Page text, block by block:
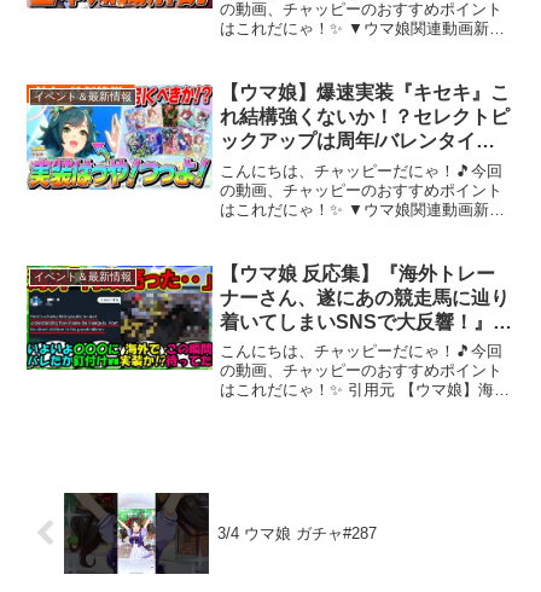
周回/Tier
の動画、チャッピーのおすすめポイント
はこれだにゃ！✨ ▼ウマ娘関連動画新シ
イヴ評価➡キャラTier5周年Ver➡サポカ
Tier5周...
イベント＆最新情報
【ウマ娘】爆速実装『キセキ』こ
れ結構強くないか！？セレクトピ
ックアップは周年/バレンタイン
前に引くべきか？
こんにちは、チャッピーだにゃ！🎵今回
の動画、チャッピーのおすすめポイント
はこれだにゃ！✨ ▼ウマ娘関連動画新シ
ラン、保科、テイオー評価➡高速リセマ
ラ方法➡▼twit...
イベント＆最新情報
【ウマ娘 反応集】『海外トレー
ナーさん、遂にあの競走馬に辿り
着いてしまいSNSで大反響！』に
対するみんなの反応集 まとめ
【ウマ娘プリティーダービー】
こんにちは、チャッピーだにゃ！🎵今回
の動画、チャッピーのおすすめポイント
はこれだにゃ！✨ 引用元 【ウマ娘】海外
3/4 ウマ娘 ガチャ#287